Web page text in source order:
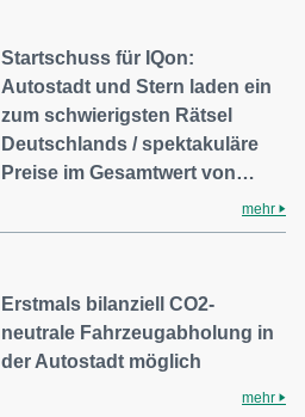
Startschuss für IQon:
Autostadt und Stern laden ein
zum schwierigsten Rätsel
Deutschlands / spektakuläre
Preise im Gesamtwert von…
mehr
Erstmals bilanziell CO2-
neutrale Fahrzeugabholung in
der Autostadt möglich
mehr